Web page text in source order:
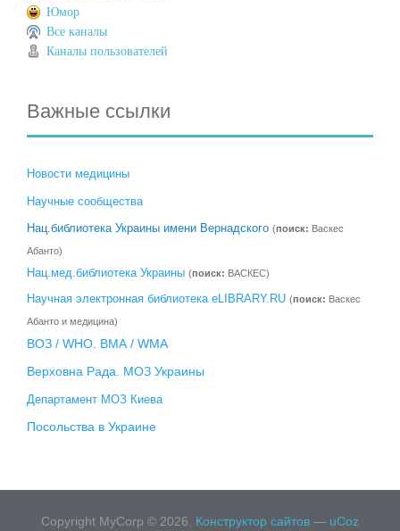
Юмор
Все каналы
Каналы пользователей
Важные ссылки
Новости медицины
Научные сообщества
Нац.библиотека Украины имени Вернадского (поиск: Васкес
Абанто)
Нац.мед.библиотека Украины (поиск: ВАСКЕС)
Научная электронная библиотека eLIBRARY.RU (поиск: Васкес
Абанто и медицина)
ВОЗ / WHO ВМА / WMA
Верховна Рада
МОЗ Украины
Департамент МОЗ Киева
Посольства в Украине
Copyright MyCorp © 2026 Конструктор сайтов — uCoz